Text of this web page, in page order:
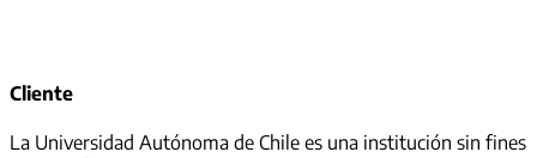
Cliente
La Universidad Autónoma de Chile es una institución sin fines